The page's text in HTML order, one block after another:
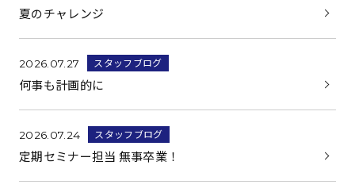
夏のチャレンジ
2026.07.27 スタッフブログ
何事も計画的に
2026.07.24 スタッフブログ
定期セミナー担当 無事卒業！